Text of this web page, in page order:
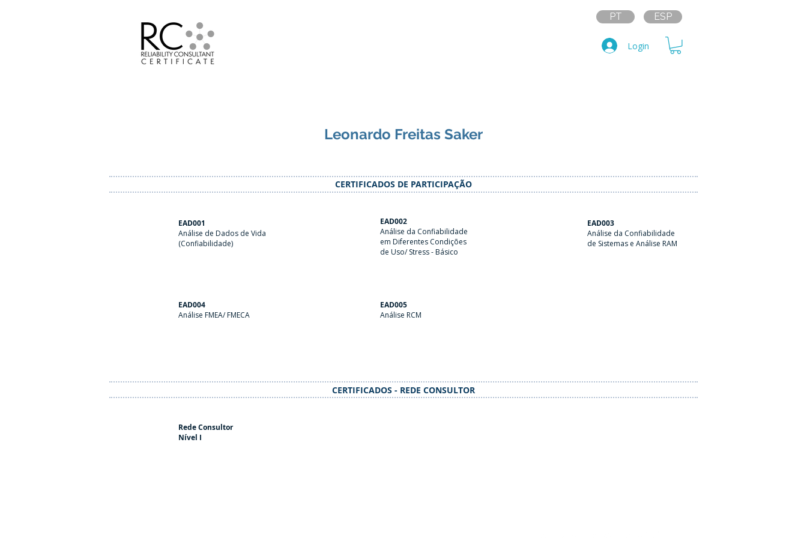
PT ESP
Login
Leonardo Freitas Saker
CERTIFICADOS DE PARTICIPAÇÃO
EAD001
Análise de Dados de Vida
(Confiabilidade)
EAD004
Análise FMEA/ FMECA
EAD002
Análise da Confiabilidade
em Diferentes Condições
de Uso/ Stress - Básico
EAD005
Análise RCM
EAD003
Análise da Confiabilidade
de Sistemas e Análise RAM
CERTIFICADOS - REDE CONSULTOR
Rede Consultor
Nível I